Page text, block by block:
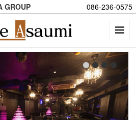
GROUP 086-236-0575